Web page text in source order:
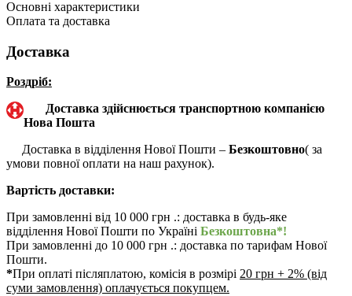
Основні характеристики
Оплата та доставка
Доставка
Роздріб:
Доставка здійснюється транспортною компанією
Нова Пошта
Доставка в відділення Нової Пошти – Безкоштовно( за
умови повної оплати на наш рахунок).
Вартість доставки:
При замовленні від 10 000 грн .: доставка в будь-яке
відділення Нової Пошти по Україні Безкоштовна*!
При замовленні до 10 000 грн .: доставка по тарифам Нової
Пошти.
*При оплаті післяплатою, комісія в розмірі 20 грн + 2% (від
суми замовлення) оплачується покупцем.